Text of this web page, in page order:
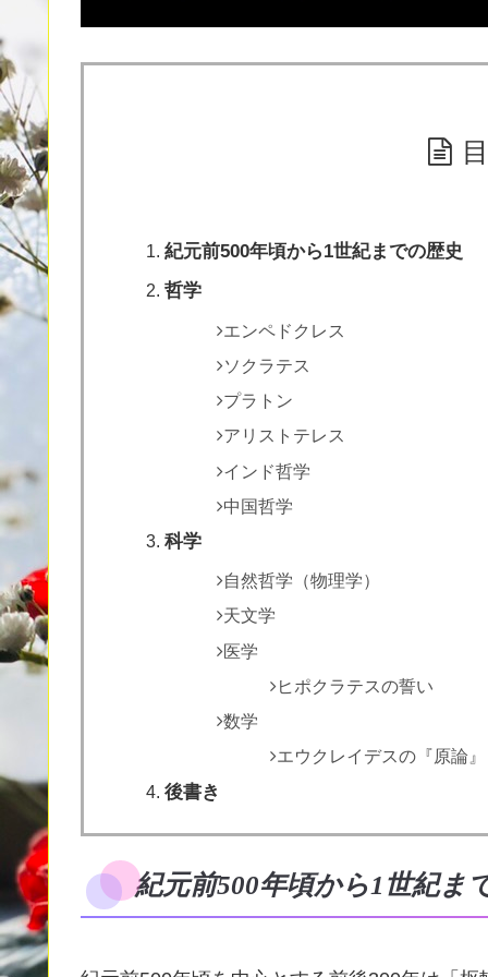
紀元前500年頃から1世紀までの歴史
哲学
エンペドクレス
ソクラテス
プラトン
アリストテレス
インド哲学
中国哲学
科学
自然哲学（物理学）
天文学
医学
ヒポクラテスの誓い
数学
エウクレイデスの『原論』
後書き
紀元前500年頃から1世紀ま